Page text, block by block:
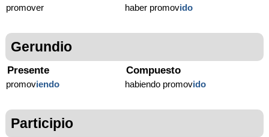
promover haber promovido
Gerundio
Presente
promoviendo
Compuesto
habiendo promovido
Participio